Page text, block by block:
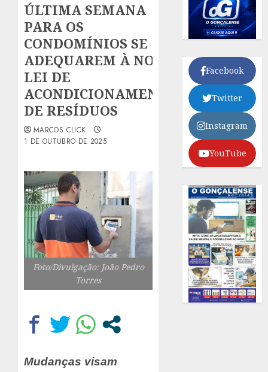
ÚLTIMA SEMANA
PARA OS
CONDOMÍNIOS SE
ADEQUAREM À NOVA
LEI DE
ACONDICIONAMENTO
DE RESÍDUOS
MARCOS CLICK
1 DE OUTUBRO DE 2025
Foto/Divulgação: João Pedro
Torres
Mudanças visam
Facebook
Twitter
Instagram
YouTube